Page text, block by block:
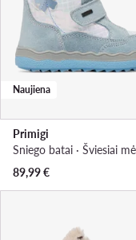
Naujiena
Primigi
Sniego batai · Šviesiai
89,99€